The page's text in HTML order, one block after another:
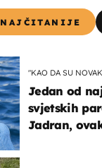
NAJČITANIJE
"KAO DA SU
Jedan od
svjetskih
Jadran,